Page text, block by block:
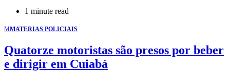
1 minute read
MMATERIAS POLICIAIS
Quatorze motoristas são presos por beber
e dirigir em Cuiabá